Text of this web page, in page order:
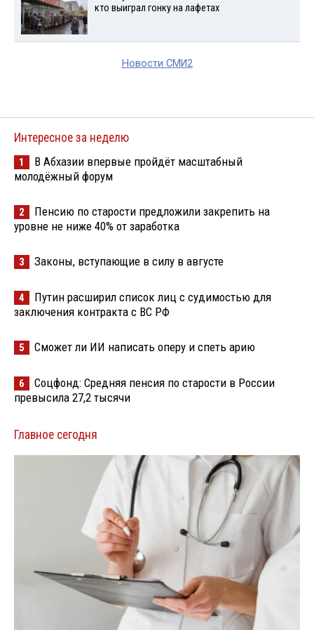
кто выиграл гонку на лафетах
Новости СМИ2
Интересное за неделю
1
В Абхазии впервые пройдёт масштабный
молодёжный форум
2
Пенсию по старости предложили закрепить на
уровне не ниже 40% от заработка
3 Законы, вступающие в силу в августе
4
Путин расширил список лиц с судимостью для
заключения контракта с ВС РФ
5 Сможет ли ИИ написать оперу и спеть арию
6
Соцфонд: Средняя пенсия по старости в России
превысила 27,2 тысячи
Главное сегодня